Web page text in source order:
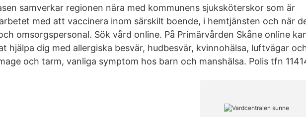
samverkar regionen nära med kommunens sjuksköterskor som är
med att vaccinera inom särskilt boende, i hemtjänsten och när
omsorgspersonal. Sök vård online. På Primärvården Skåne online
hjälpa dig med allergiska besvär, hudbesvär, kvinnohälsa, luftvägar
och tarm, vanliga symptom hos barn och manshälsa. Polis tfn